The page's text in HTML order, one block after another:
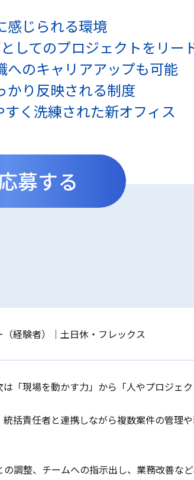
じられる環境
してのプロジェクトをリー
のキャリアアップも可能
り反映される制度
く洗練された新オフィス
募する
経験者）｜土日休・フレックス
「現場を動かす力」から「人やプロジェク
括責任者と連携しながら複数案件の管理
調整、チームへの指示出し、業務改善な